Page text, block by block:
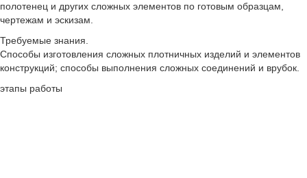
полотенец и других сложных элементов по готовым образцам,
чертежам и эскизам.
Требуемые знания.
Способы изготовления сложных плотничных изделий и элементов
конструкций; способы выполнения сложных соединений и врубок.
этапы работы